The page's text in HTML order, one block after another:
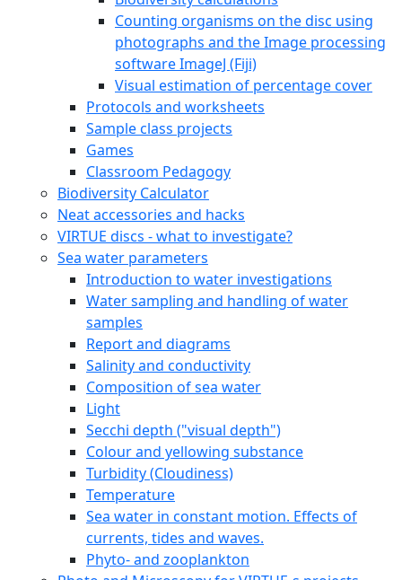
Counting organisms on the disc using
photographs and the Image processing
software ImageJ (Fiji)
Visual estimation of percentage cover
Protocols and worksheets
Sample class projects
Games
Classroom Pedagogy
Biodiversity Calculator
Neat accessories and hacks
VIRTUE discs - what to investigate?
Sea water parameters
Introduction to water investigations
Water sampling and handling of water
samples
Report and diagrams
Salinity and conductivity
Composition of sea water
Light
Secchi depth ("visual depth")
Colour and yellowing substance
Turbidity (Cloudiness)
Temperature
Sea water in constant motion. Effects of
currents, tides and waves.
Phyto- and zooplankton